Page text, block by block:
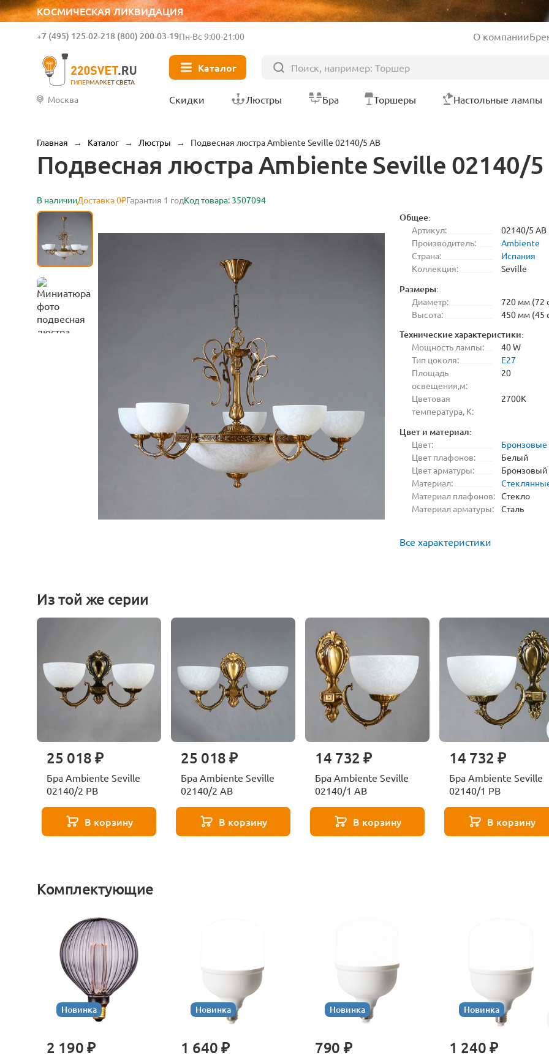
КОСМИЧЕСКАЯ ЛИКВИДАЦИЯ
ГИПЕРМАРКЕТ СВЕТА
+7 (495) 125-02-218 (800) 200-03-19Пн-Вс 9:00-21:00 О компании
Каталог
Москва Скидки Люстры Бра Торшеры Настольные лампы
Главная → Каталог → Люстры → Подвесная люстра Ambiente Seville 02140/5 AB
Подвесная люстра Ambiente Seville 02140/5
В наличииДоставка 0₽Гарантия 1 годКод товара: 3507094
Общее:
Артикул:
02140/5 AB
Производитель:
Ambiente
Страна:
Испания
Коллекция:
Seville
Размеры:
Диаметр:
720 мм (72
Высота:
450 мм (45
Технические характеристики:
Мощность лампы:
40 W
Тип цоколя:
E27
Площадь
освещения,м:
20
Цветовая
температура, K:
2700K
Цвет и материал:
Цвет:
Бронзовые
Цвет плафонов:
Белый
Цвет арматуры:
Бронзовый
Материал:
Материал плафонов: Стекло
Материал арматуры:
Сталь
Все характеристики
Из той же серии
25 018 ₽
Бра Ambiente Seville
02140/2 PB
В корзину
25 018 ₽
Бра Ambiente Seville
02140/2 AB
В корзину
14 732 ₽
Бра Ambiente Seville
02140/1 AB
В корзину
14 732 ₽
Бра Ambiente Seville
02140/1 PB
В корзину
Комплектующие
Новинка
2 190 ₽
Новинка
1 640 ₽
Новинка
790 ₽
Новинка
1 240 ₽